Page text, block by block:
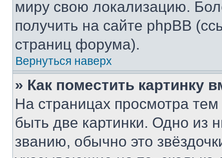
миру свою локализацию.
получить на сайте phpBB
страниц форума).
Вернуться наверх
» Как поместить картинку
На страницах просмотра
быть две картинки. Одно из
званию, обычно это